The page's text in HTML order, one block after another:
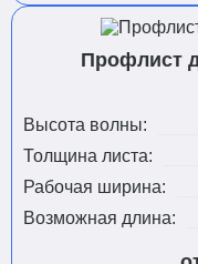
Профлист
Высота волны:
Толщина листа:
Рабочая ширина:
Возможная длина: